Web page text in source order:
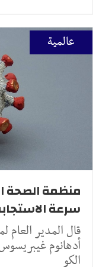
عالمية
منظمة الصحة
سرعة
قال المدير
أدهانوم
الكو